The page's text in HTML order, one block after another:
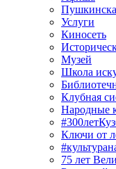
Услуги
Киносеть
Музей
Школа
Клубная
Народные
Ключи от
75 лет